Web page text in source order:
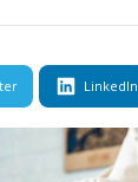
LinkedIn